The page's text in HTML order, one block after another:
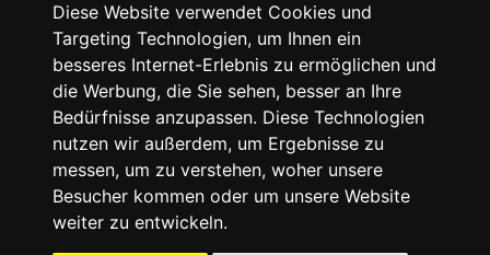
Diese Website verwendet Cookies und
Targeting Technologien, um Ihnen ein
besseres Internet-Erlebnis zu ermöglichen und
die Werbung, die Sie sehen, besser an Ihre
Bedürfnisse anzupassen. Diese Technologien
nutzen wir außerdem, um Ergebnisse zu
messen, um zu verstehen, woher unsere
Besucher kommen oder um unsere Website
weiter zu entwickeln.
Facebook
© 2024 SNEAKERᴰᴱ, All rights reserved.
Impressum Datenschutz